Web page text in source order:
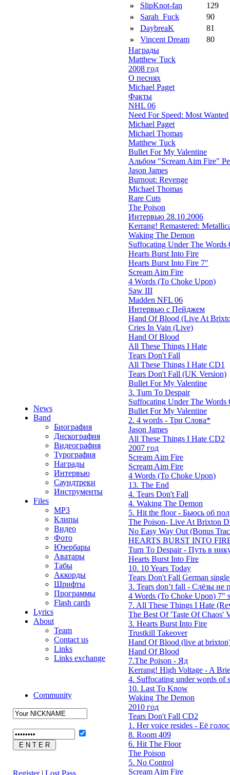
News
Band
Биография
Дискография
Видеография
Турография
Награды
Интервью
Саундтреки
Инструменты
Files
MP3
Клипы
Видео
Фото
Юзербары
Аватары
Табы
Аккорды
Шрифты
Программы
Flash cards
Lyrics
About
Team
Contact us
Links
Links exchange
Community
Register| Lost Pass
»
SlipKnot-fan
129
»
Sarah_Fuck
90
»
DaybreaK
81
»
Vincent Dream
80
Награды
Matthew Tuck
2008 год
О песнях
Michael Paget
Факты
NHL 06
Need For Speed: Most Wanted
Michael Paget
Michael Thomas
Matthew Tuck
Bullet For My Valentine
Альбом "Scream Aim Fire"
Jason James
Burnout: Revenge
Michael Thomas
Rare Cuts
The Poison
Интервью 28.10.2006
Kerrang! Remastered:
Waking The Demon
Suffocating Under The Words
Hearts Burst Into Fire
Hearts Burst Into Fire 7"
Scream Aim Fire
4 Words (To Choke Upon)
Saw III
Madden NFL 06
Интервью с Пейджем
Hand Of Blood (Live At
Cries In Vain (Live)
Hand Of Blood
All These Things I Hate
Tears Don't Fall
All These Things I Hate CD1
Tears Don't Fall (UK Version)
Bullet For My Valentine
3. Turn To Despair
Suffocating Under The Words
Bullet For My Valentine
2. 4 words - Три Слова*
Jason James
All These Things I Hate CD2
2007 год
Scream Aim Fire
Scream Aim Fire
4 Words (To Choke Upon)
13. The End
4. Tears Don't Fall
4. Waking The Demon
5. Hit the floor - Бьюсь об пол
The Poison- Live At Brixton
No Easy Way Out (Bonus
HEARTS BURST INTO
Turn To Despair - Путь в
Hearts Burst Into Fire
10. 10 Years Today
Tears Don't Fall German
3. Tears don’t fall - Слёзы не
4 Words (To Choke Upon) 7"
7. All These Things I Hate
The Best Of 'Taste Of Chaos'
3. Hearts Burst Into Fire
Trustkill Takeover
Hand Of Blood (live at
Hand Of Blood
7.The Poison - Яд
Kerrang! High Voltage - A
4. Suffocating under words of
10. Last To Know
Waking The Demon
2010 год
Tears Don't Fall CD2
1. Her voice resides - Её
8. Room 409
6. Hit The Floor
The Poison
5. No Control
Scream Aim Fire